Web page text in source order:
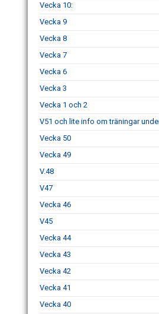
Vecka 10:
Vecka 9
Vecka 8
Vecka 7
Vecka 6
Vecka 3
Vecka 1 och 2
V51 och lite info om träningar
Vecka 50
Vecka 49
V.48
V47
Vecka 46
V45
Vecka 44
Vecka 43
Vecka 42
Vecka 41
Vecka 40